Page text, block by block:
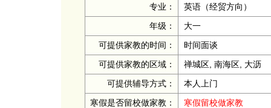
专业：
英语（经贸方向）
年级：
大一
可提供家教的时间：
时间面谈
可提供家教的区域：
禅城区, 南海区, 大沥
可提供辅导方式：
本人上门
寒假是否留校做家教：
寒假留校做家教